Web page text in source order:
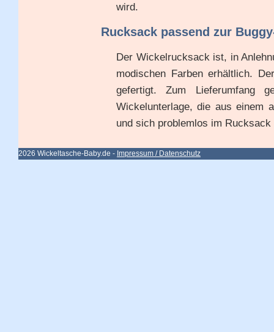
wird.
Rucksack passend zur
Der Wickelrucksack ist, in
modischen Farben erhältlich.
gefertigt. Zum Lieferumfang
Wickelunterlage, die aus einem
und sich problemlos im
2026 Wickeltasche-Baby.de - Impressum / Datenschutz